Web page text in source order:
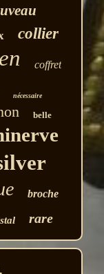
collier
coffret
nécessaire
belle
broche
rare